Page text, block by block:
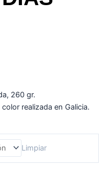
260 gr.
realizada en Galicia.
Limpiar